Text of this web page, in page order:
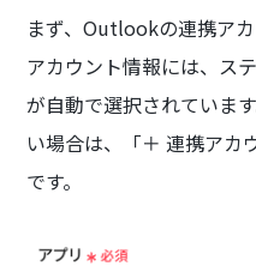
まず、Outlookの連携アカ
アカウント情報には、ス
が自動で選択されていま
い場合は、「＋ 連携アカ
です。